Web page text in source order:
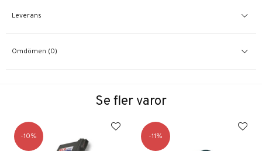
Leverans
Omdömen (0)
Se fler varor
10 11